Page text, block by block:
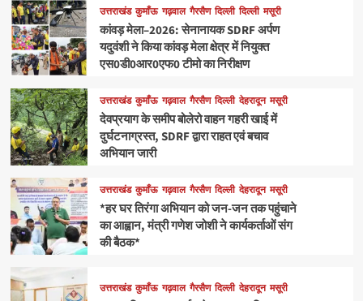
उत्तराखंड कुमाँऊ गढ़वाल गैरसैण दिल्ली दिल्ली मसूरी
कांवड़ मेला–2026: सेनानायक SDRF अर्पण
यदुवंशी ने किया कांवड़ मेला क्षेत्र में नियुक्त
एस0डी0आर0एफ0 टीमो का निरीक्षण
उत्तराखंड कुमाँऊ गढ़वाल गैरसैण दिल्ली देहरादून मसूरी
देवप्रयाग के समीप बोलेरो वाहन गहरी खाई में
दुर्घटनाग्रस्त, SDRF द्वारा राहत एवं बचाव
अभियान जारी
उत्तराखंड कुमाँऊ गढ़वाल गैरसैण दिल्ली देहरादून मसूरी
*हर घर तिरंगा अभियान को जन-जन तक पहुंचाने
का आह्वान, मंत्री गणेश जोशी ने कार्यकर्ताओं संग
की बैठक*
उत्तराखंड कुमाँऊ गढ़वाल गैरसैण दिल्ली देहरादून मसूरी